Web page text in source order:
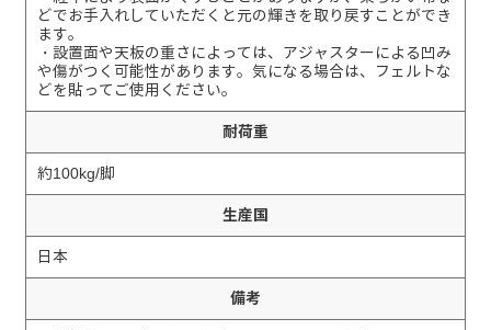
どでお手入れしていただくと元の輝きを取り戻すことができ
ます。
・設置面や天板の重さによっては、アジャスターによる凹み
や傷がつく可能性があります。気になる場合は、フェルトな
どを貼ってご使用ください。
耐荷重
約100kg/脚
生産国
日本
備考